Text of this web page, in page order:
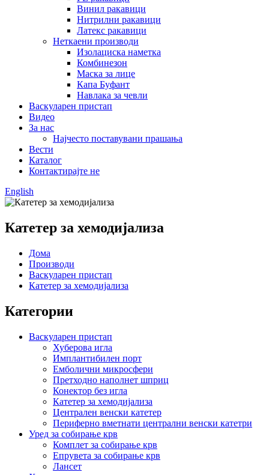
Винил ракавици
Нитрилни ракавици
Латекс ракавици
Неткаени производи
Изолациска наметка
Комбинезон
Маска за лице
Капа Буфант
Навлака за чевли
Васкуларен пристап
Видео
За нас
Најчесто поставувани прашања
Вести
Каталог
Контактирајте не
English
Катетер за хемодијализа
Дома
Производи
Васкуларен пристап
Катетер за хемодијализа
Категории
Васкуларен пристап
Хуберова игла
Имплантибилен порт
Емболични микросфери
Претходно наполнет шприц
Конектор без игла
Катетер за хемодијализа
Централен венски катетер
Периферно вметнати централни венски катетри
Уред за собирање крв
Комплет за собирање крв
Епрувета за собирање крв
Лансет